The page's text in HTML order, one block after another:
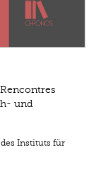
und
Instituts für